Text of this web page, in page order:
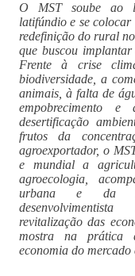
O MST soube ao
latifúndio e se
redefinição do rural
que buscou
Frente à crise
biodiversidade, a
animais, à falta de
empobrecimento
desertificação
frutos da
agroexportador, o
e mundial a
agroecologia,
urbana e da
revitalização das
mostra na prática
economia do